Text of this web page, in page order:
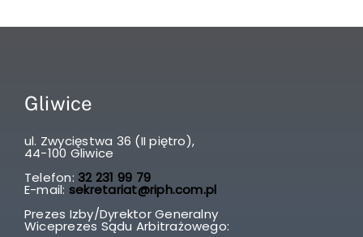
Gliwice
ul. Zwycięstwa 36 (II piętro),
44-100 Gliwice
Telefon: 32 231 99 79
E-mail: sekretariat@riph.com.pl
Prezes Izby/Dyrektor Generalny
Wiceprezes Sądu Arbitrażowego: